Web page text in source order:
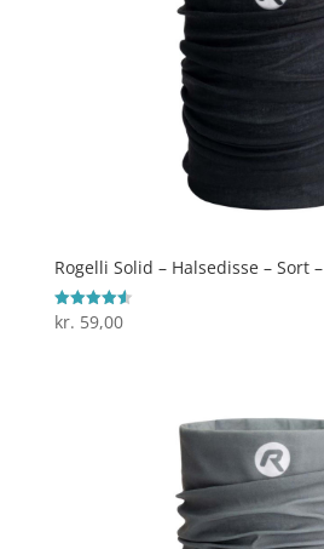
Rogelli Solid – Halsedisse – Sort
Vurderet
4.6
kr. 59,00